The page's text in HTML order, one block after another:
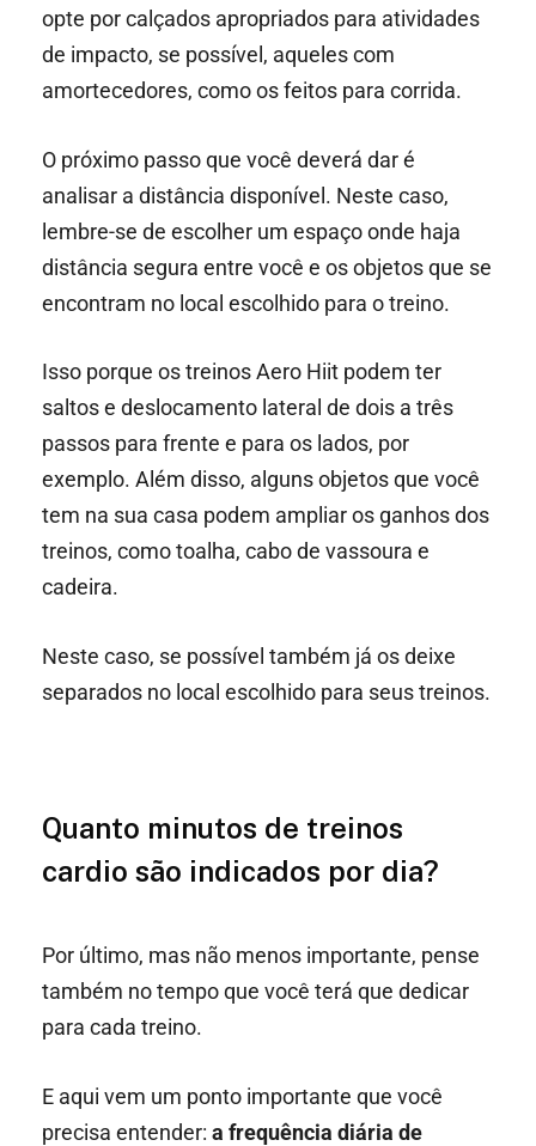
opte por calçados apropriados para atividades
de impacto, se possível, aqueles com
amortecedores, como os feitos para corrida.
O próximo passo que você deverá dar é
analisar a distância disponível. Neste caso,
lembre-se de escolher um espaço onde haja
distância segura entre você e os objetos que se
encontram no local escolhido para o treino.
Isso porque os treinos Aero Hiit podem ter
saltos e deslocamento lateral de dois a três
passos para frente e para os lados, por
exemplo. Além disso, alguns objetos que você
tem na sua casa podem ampliar os ganhos dos
treinos, como toalha, cabo de vassoura e
cadeira.
Neste caso, se possível também já os deixe
separados no local escolhido para seus treinos.
Quanto minutos de treinos
cardio são indicados por dia?
Por último, mas não menos importante, pense
também no tempo que você terá que dedicar
para cada treino.
E aqui vem um ponto importante que você
precisa entender: a frequência diária de